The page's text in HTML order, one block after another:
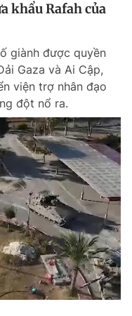
khẩu Rafah của
giành được quyền
Gaza và Ai Cập,
viện trợ nhân đạo
đột nổ ra.